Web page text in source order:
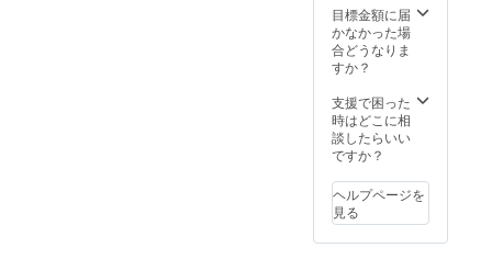
のポイ
ント倍
♡ ♡リ
目から
30日間
チェキ
何枚で
クーポ
ン♡ ♡
提供日
から半
宅時に
限定集
合チェ
推しか
らのお
礼の直
筆手紙
しから
のDMま
たは
メール
目標金額に届
かなかった場
合どうなりま
すか？
支援で困った
時はどこに相
談したらいい
ですか？
ヘルプページを
見る